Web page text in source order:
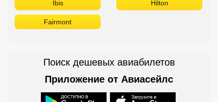
Ibis Hilton
Fairmont
Поиск дешевых авиабилетов
Приложение от Авиасейлс